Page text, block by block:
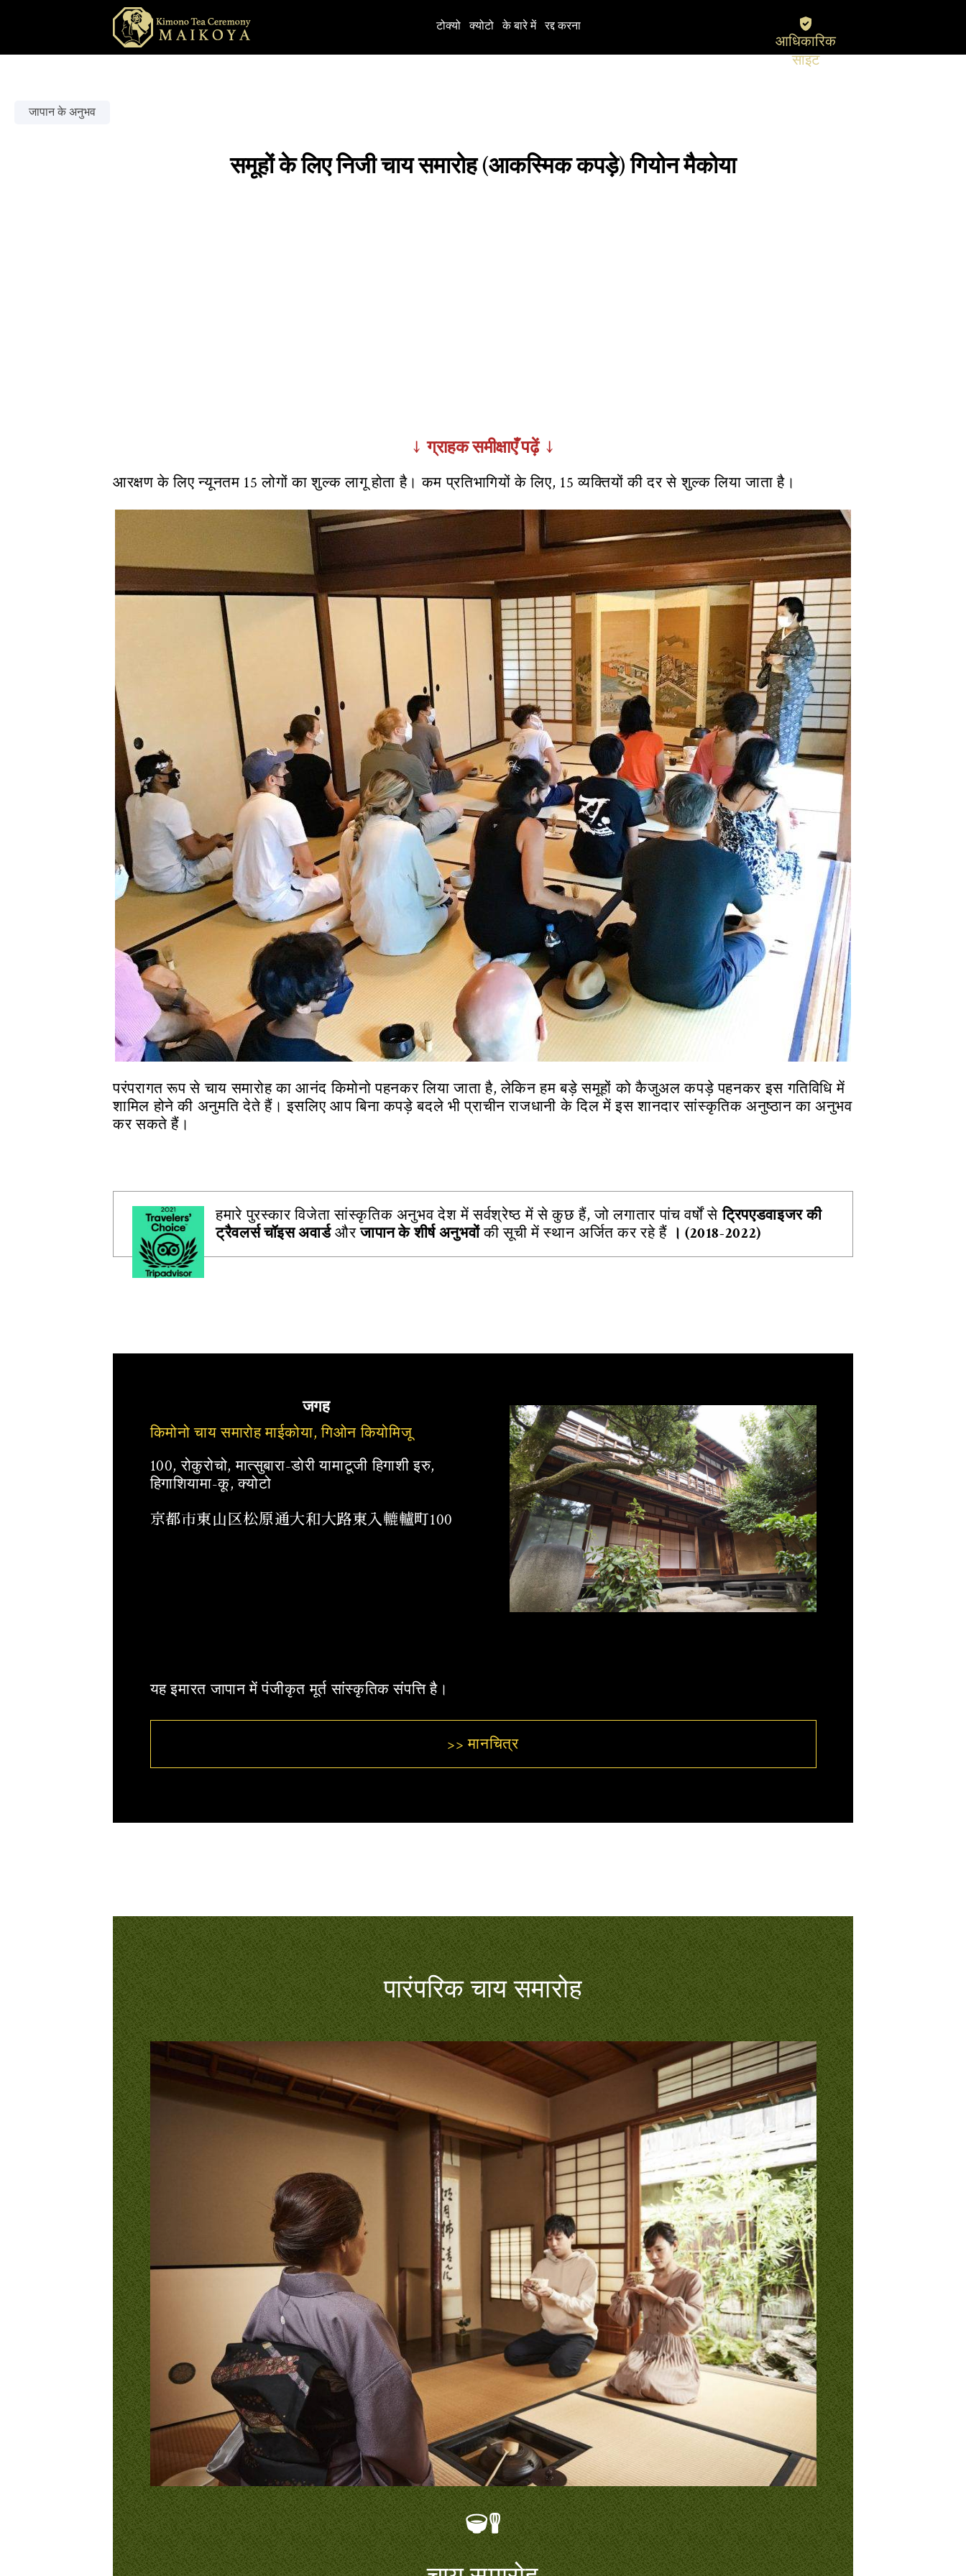
टोक्यो क्योटो के बारे में रद्द करना
आधिकारिक
साइट
जापान के अनुभव
समूहों के लिए निजी चाय समारोह (आकस्मिक कपड़े) गियोन मैकोया
↓ ग्राहक समीक्षाएँ पढ़ें ↓
आरक्षण के लिए न्यूनतम 15 लोगों का शुल्क लागू होता है। कम प्रतिभागियों के लिए, 15 व्यक्तियों की दर से शुल्क लिया जाता है।
परंपरागत रूप से चाय समारोह का आनंद किमोनो पहनकर लिया जाता है, लेकिन हम बड़े समूहों को कैजुअल कपड़े पहनकर इस गतिविधि में
शामिल होने की अनुमति देते हैं। इसलिए आप बिना कपड़े बदले भी प्राचीन राजधानी के दिल में इस शानदार सांस्कृतिक अनुष्ठान का अनुभव
कर सकते हैं।
हमारे पुरस्कार विजेता सांस्कृतिक अनुभव देश में सर्वश्रेष्ठ में से कुछ हैं, जो लगातार पांच वर्षों सेट्रिपएडवाइजर की
ट्रैवलर्स चॉइस अवार्डऔरजापान के शीर्ष अनुभवोंकी सूची में स्थान अर्जित कर रहे हैं । (2018-2022)
जगह
किमोनो चाय समारोह माईकोया, गिओन कियोमिजू
100, रोकुरोचो, मात्सुबारा-डोरी यामाटूजी हिगाशी इरु,
हिगाशियामा-कू, क्योटो
京都市東山区松原通大和大路東入轆轤町100
यह इमारत जापान में पंजीकृत मूर्त सांस्कृतिक संपत्ति है।
>> मानचित्र
पारंपरिक चाय समारोह